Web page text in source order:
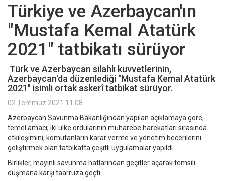
Türkiye ve Azerbaycan'ın
"Mustafa Kemal Atatürk
2021" tatbikatı sürüyor
Türk ve Azerbaycan silahlı kuvvetlerinin,
Azerbaycan'da düzenlediği "Mustafa Kemal Atatürk
2021" isimli ortak askerî tatbikat sürüyor.
02 Temmuz 2021 11:08
Azerbaycan Savunma Bakanlığından yapılan açıklamaya göre,
temel amacı; iki ülke ordularının muharebe harekatları sırasında
etkileşimini, komutanların karar verme ve yönetim becerilerini
geliştirmek olan tatbikatta çeşitli uygulamalar yapıldı.
Birlikler, mayınlı savunma hatlarından geçitler açarak temsili
düşmana karşı taarruza geçti.